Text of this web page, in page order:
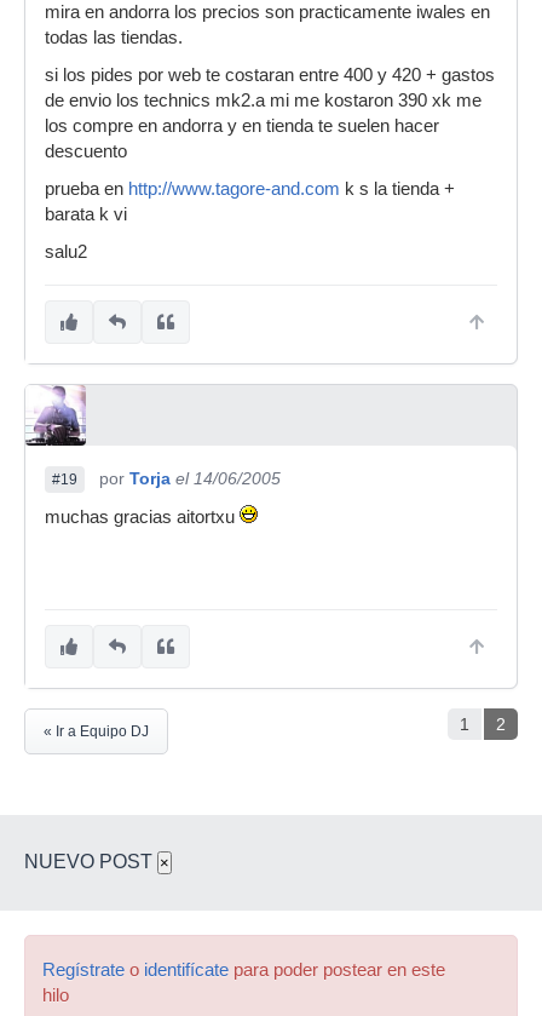
mira en andorra los precios son practicamente iwales en
todas las tiendas.
si los pides por web te costaran entre 400 y 420 + gastos
de envio los technics mk2.a mi me kostaron 390 xk me
los compre en andorra y en tienda te suelen hacer
descuento
prueba en http://www.tagore-and.com k s la tienda +
barata k vi
salu2
#19 por Torja el 14/06/2005
muchas gracias aitortxu
1 2
« Ir a Equipo DJ
NUEVO POST ×
Regístrate o identifícate para poder postear en este
hilo